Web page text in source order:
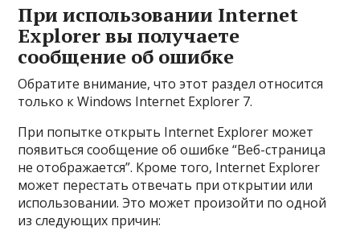
При использовании Internet
Explorer вы получаете
сообщение об ошибке
Обратите внимание, что этот раздел относится
только к Windows Internet Explorer 7.
При попытке открыть Internet Explorer может
появиться сообщение об ошибке “Веб-страница
не отображается”. Кроме того, Internet Explorer
может перестать отвечать при открытии или
использовании. Это может произойти по одной
из следующих причин: